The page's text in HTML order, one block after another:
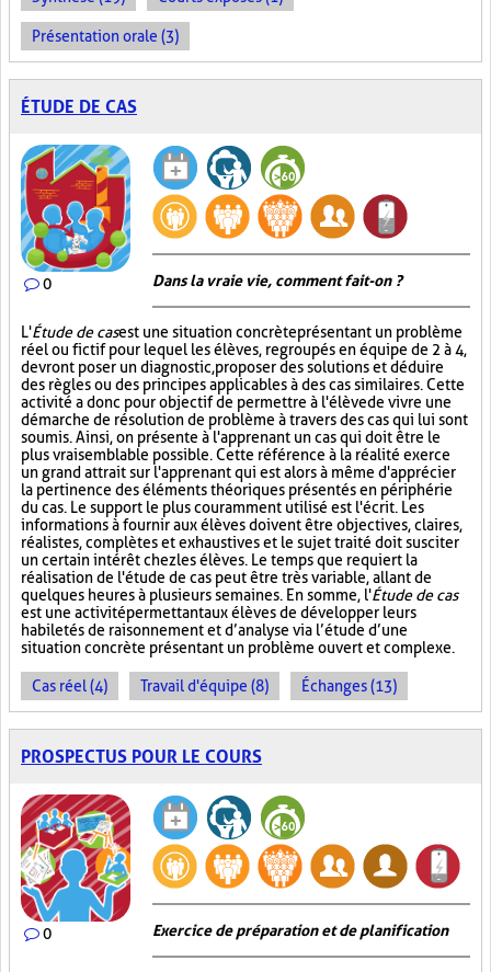
Présentation orale (3)
ÉTUDE DE CAS
0 Dans la vraie vie, comment fait-on ?
L'Étude de casest une situation concrète présentant un problème
réel ou fictif pour lequel les élèves, regroupés en équipe de 2 à 4,
devront poser un diagnostic, proposer des solutions et déduire
des règles ou des principes applicables à des cas similaires. Cette
activité a donc pour objectif de permettre à l'élève de vivre une
démarche de résolution de problème à travers des cas qui lui sont
soumis. Ainsi, on présente à l'apprenant un cas qui doit être le
plus vraisemblable possible. Cette référence à la réalité exerce
un grand attrait sur l'apprenant qui est alors à même d'apprécier
la pertinence des éléments théoriques présentés en périphérie
du cas. Le support le plus couramment utilisé est l'écrit. Les
informations à fournir aux élèves doivent être objectives, claires,
réalistes, complètes et exhaustives et le sujet traité doit susciter
un certain intérêt chez les élèves. Le temps que requiert la
réalisation de l'étude de cas peut être très variable, allant de
quelques heures à plusieurs semaines. En somme, l'Étude de cas
est une activité permettant aux élèves de développer leurs
habiletés de raisonnement et d’analyse via l’étude d’une
situation concrète présentant un problème ouvert et complexe.
Cas réel (4) Travail d'équipe (8) Échanges (13)
PROSPECTUS POUR LE COURS
0 Exercice de préparation et de planification